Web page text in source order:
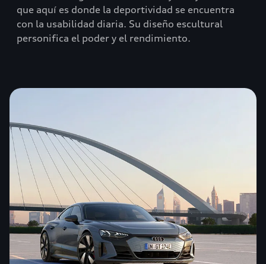
que aquí es donde la deportividad se encuentra
con la usabilidad diaria. Su diseño escultural
personifica el poder y el rendimiento.